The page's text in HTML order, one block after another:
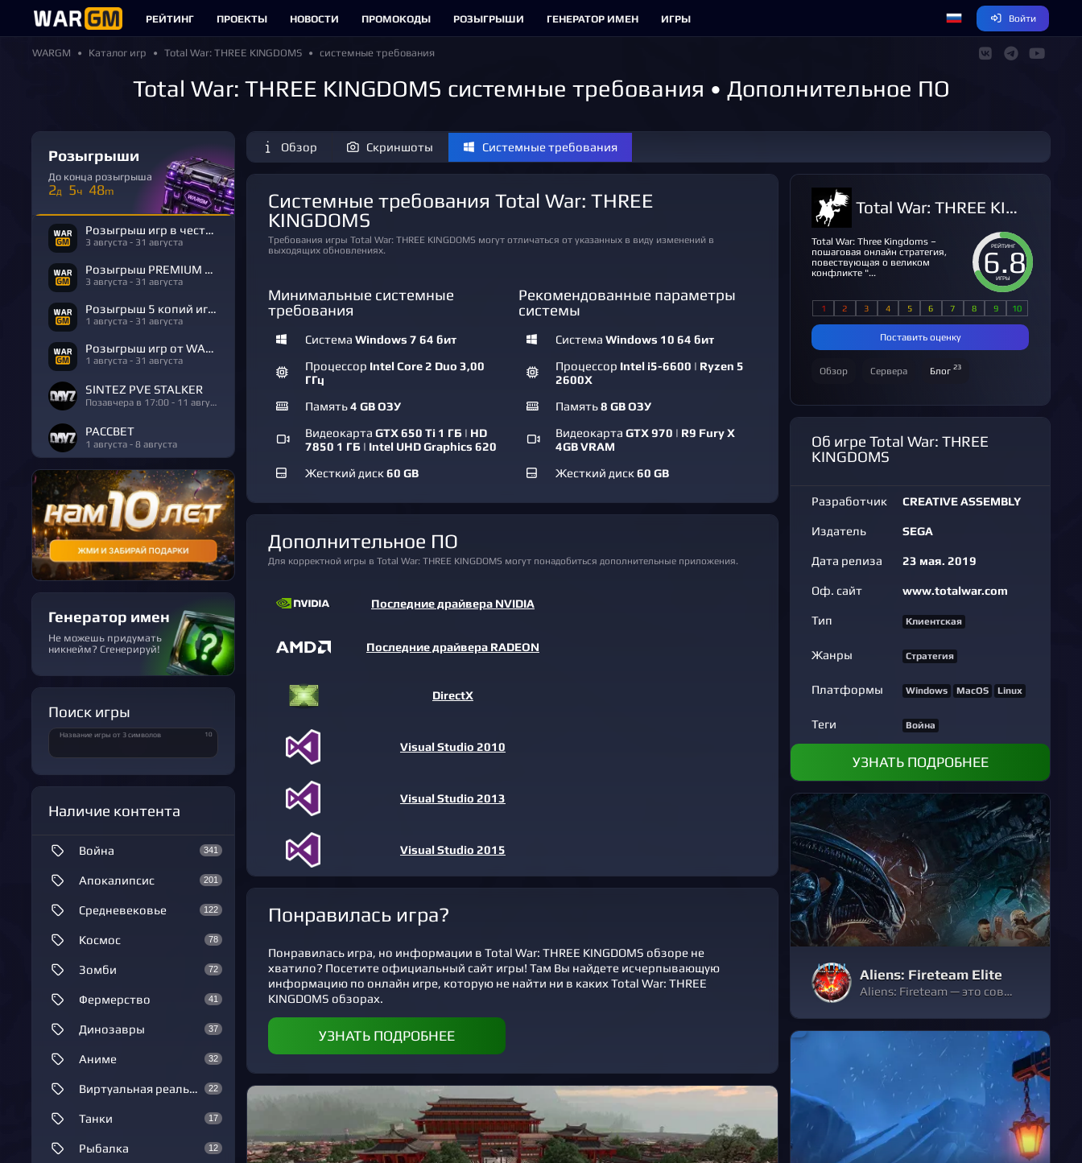
РЕЙТИНГ ПРОЕКТЫ НОВОСТИ ПРОМОКОДЫ РОЗЫГРЫШИ ГЕНЕРАТОР ИМЕН ИГРЫ Войти
WARGM Каталог игр Total War: THREE KINGDOMS системные требования
Total War: THREE KINGDOMS системные требования • Дополнительное ПО
Розыгрыши
До конца розыгрыша
2д 5ч 48m
Розыгрыш игр в честь Дня Рождения
3 августа - 31 августа
Розыгрыш PREMIUM в честь Дня Рождения
3 августа - 31 августа
Розыгрыш 5 копий игры R.E.P.O.
1 августа - 31 августа
Розыгрыш игр от WARGM
1 августа - 31 августа
SINTEZ PVE STALKER
Позавчера в 17:00 - 11 августа
РАССВЕТ
1 августа - 8 августа
Генератор имен
Не можешь придумать
никнейм? Сгенерируй!
Поиск игры
Название игры от 3 символов 10
Наличие контента
341
Война
201
Апокалипсис
122
Средневековье
78
Космос
72
Зомби
41
Фермерство
37
Динозавры
32
Аниме
22
Виртуальная реальность
17
Танки
12
Рыбалка
Обзор Скриншоты Системные требования
Системные требования Total War: THREE
KINGDOMS
Требования игры Total War: THREE KINGDOMS могут отличаться от указанных в виду изменений в
выходящих обновлениях.
Минимальные системные
требования
Система Windows 7 64 бит
Процессор Intel Core 2 Duo 3,00
ГГц
Память4 GB ОЗУ
Видеокарта GTX 650 Ti 1 ГБ | HD
7850 1 ГБ | Intel UHD Graphics 620
Жесткий диск60 GB
Рекомендованные параметры
системы
СистемаWindows 10 64 бит
Процессор Intel i5-6600 | Ryzen 5
2600X
Память8 GB ОЗУ
ВидеокартаGTX 970 | R9 Fury X
4GB VRAM
Жесткий диск60 GB
Дополнительное ПО
Для корректной игры в Total War: THREE KINGDOMS могут понадобиться дополнительные приложения.
Последние драйвера NVIDIA
Последние драйвера RADEON
DirectX
Visual Studio 2010
Visual Studio 2013
Visual Studio 2015
Понравилась игра?
Понравилась игра, но информации в Total War: THREE KINGDOMS обзоре не
хватило? Посетите официальный сайт игры! Там Вы найдете исчерпывающую
информацию по онлайн игре, которую не найти ни в каких Total War: THREE
KINGDOMS обзорах.
УЗНАТЬ ПОДРОБНЕЕ
Total War: THREE KINGDOMS
6.8
РЕЙТИНГ
ИГРЫ
Total War: Three Kingdoms –
пошаговая онлайн стратегия,
повествующая о великом
конфликте "...
Поставить оценку
Обзор Сервера Блог23
Об игре Total War: THREE
KINGDOMS
Разработчик CREATIVE ASSEMBLY
Издатель SEGA
Дата релиза 23 мая. 2019
Оф. сайт www.totalwar.com
Тип Клиентская
Жанры Стратегия
Платформы Windows MacOS Linux
Теги Война
УЗНАТЬ ПОДРОБНЕЕ
Aliens: Fireteam Elite
Aliens: Fireteam — это совместная игра на выживание в жанре шутера от третьего лица, действие которой происходит в знаменитой вселенной Alien. Ваш отряд закаленных морских пехотинцев будет заброшен в самую гущу отчаянного боя, и вам предстоит сдержать натиск инопланетной угрозы.